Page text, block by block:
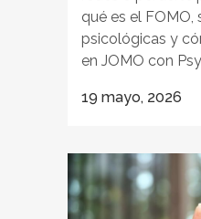
qué es el FOMO,
psicológicas y
en JOMO con
19 mayo, 2026